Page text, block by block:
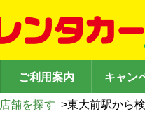
ご利用案内 キャン
店舗を探す >東大前駅から